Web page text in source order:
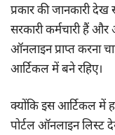
प्रकार की जानकारी
सरकारी कर्मचारी हैं
ऑनलाइन प्राप्त करना
आर्टिकल में बने रहिए।
क्योंकि इस आर्टिकल में
पोर्टल ऑनलाइन लिस्ट